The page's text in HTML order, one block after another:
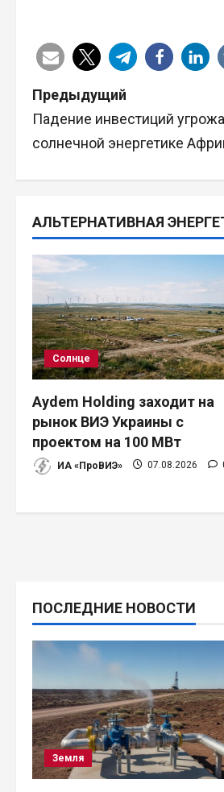
Н
а
г
а
ц
и
я
п
о
з
а
с
я
м
Предыдущий
Падение инвестиций
солнечной энергетике
АЛЬТЕРНАТИВНАЯ
Солнце
Aydem Holding заходит на
рынок ВИЭ Украины с
проектом на 100 МВт
ИА «ПроВИЭ» 07.08.2026
ПОСЛЕДНИЕ НОВОСТИ
Земля